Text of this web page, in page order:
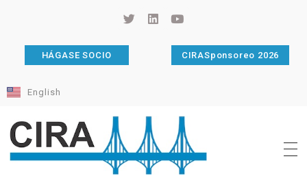
HÁGASE SOCIO CIRASponsoreo 2026
English